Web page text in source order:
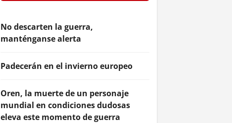
No descarten la guerra,
manténganse alerta
Padecerán en el invierno europeo
Oren, la muerte de un personaje
mundial en condiciones dudosas
eleva este momento de guerra